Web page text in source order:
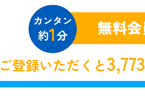
ご登録いただくと3,773